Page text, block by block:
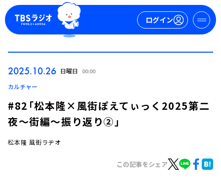
ログイン
2025.10.26 日曜日 00:00
カルチャー
#82「松本隆×風街ぽえてぃっく2025第二
夜～街編～振り返り②」
松本隆 風街ラヂオ
この記事をシェア